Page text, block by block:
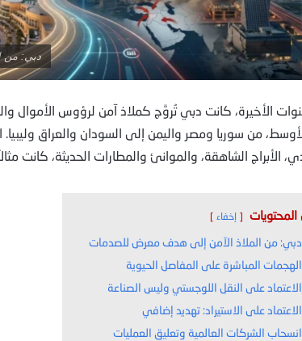
دبي: من
الأخيرة، كانت دبي تُروَّج كملاذ آمن لرؤوس الأموال
من سوريا ومصر واليمن إلى السودان والعراق وليبيا.
الأبراج الشاهقة، والموانئ والمطارات الحديثة، كانت
إخفاء